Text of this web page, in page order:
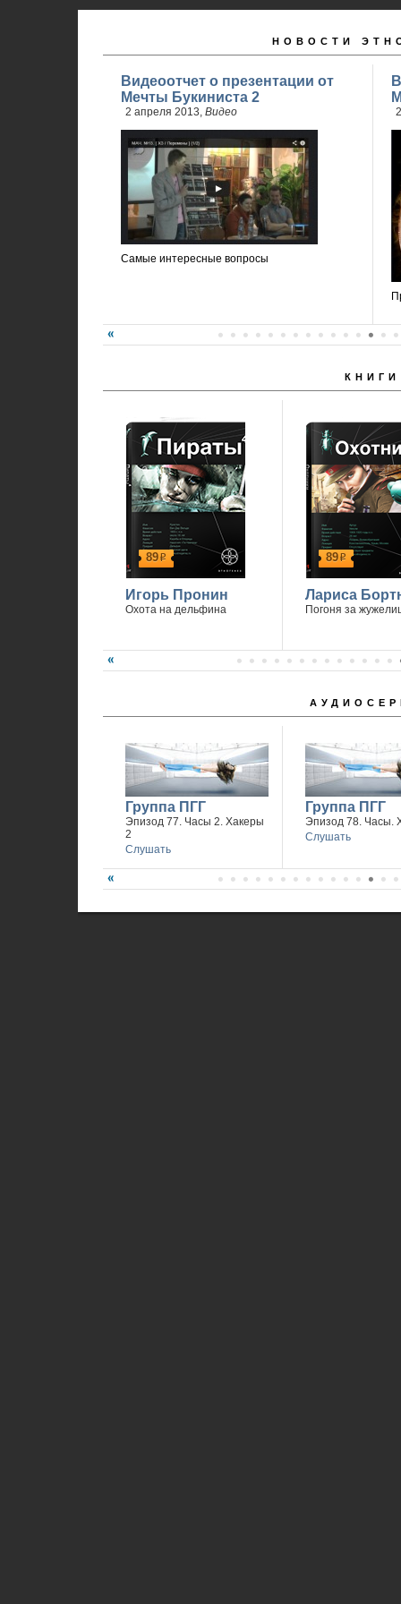
НОВОСТИ
Видеоотчет о презентации от
Мечты Букиниста 2
2 апреля 2013, Видео
Самые интересные вопросы
КНИГИ
89р
Игорь Пронин
Охота на дельфина
89р
Лариса
Погоня за
Группа ПГГ
Эпизод 77. Часы 2. Хакеры
2
Слушать
Группа ПГГ
Эпизод 78. Часы.
Слушать